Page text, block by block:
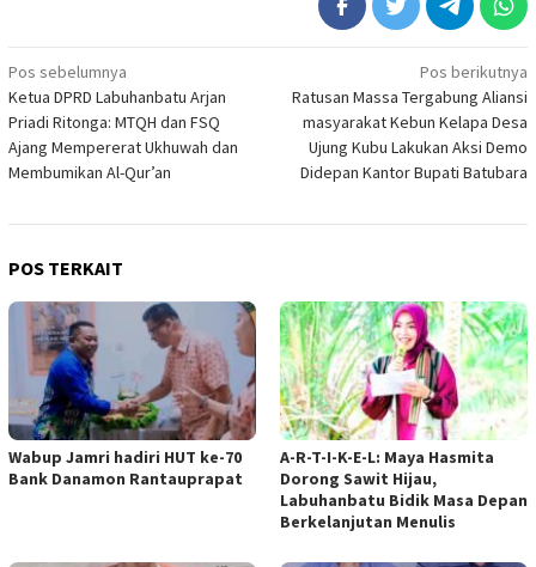
Navigasi
pos
Pos sebelumnya
Ketua DPRD Labuhanbatu Arjan
Priadi Ritonga: MTQH dan FSQ
Ajang Mempererat Ukhuwah dan
Membumikan Al-Qur’an
Pos berikutnya
Ratusan Massa Tergabung Aliansi
masyarakat Kebun Kelapa Desa
Ujung Kubu Lakukan Aksi Demo
Didepan Kantor Bupati Batubara
POS TERKAIT
Wabup Jamri hadiri HUT ke-70
Bank Danamon Rantauprapat
A-R-T-I-K-E-L: Maya Hasmita
Dorong Sawit Hijau,
Labuhanbatu Bidik Masa Depan
Berkelanjutan Menulis